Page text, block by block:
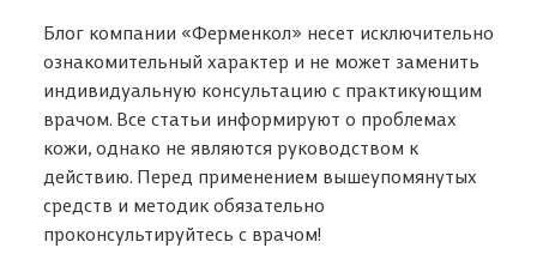
Блог компании «Ферменкол» несет исключительно
ознакомительный характер и не может заменить
индивидуальную консультацию с практикующим
врачом. Все статьи информируют о проблемах
кожи, однако не являются руководством к
действию. Перед применением вышеупомянутых
средств и методик обязательно
проконсультируйтесь с врачом!